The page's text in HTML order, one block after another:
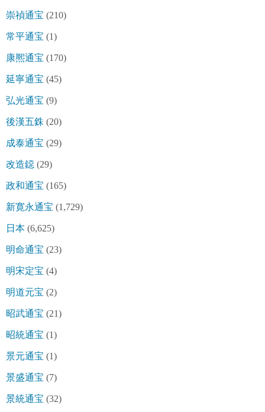
崇禎通宝 (210)
常平通宝 (1)
康熈通宝 (170)
延寧通宝 (45)
弘光通宝 (9)
後漢五銖 (20)
成泰通宝 (29)
改造鐚 (29)
政和通宝 (165)
新寛永通宝 (1,729)
日本 (6,625)
明命通宝 (23)
明宋定宝 (4)
明道元宝 (2)
昭武通宝 (21)
昭統通宝 (1)
景元通宝 (1)
景盛通宝 (7)
景統通宝 (32)